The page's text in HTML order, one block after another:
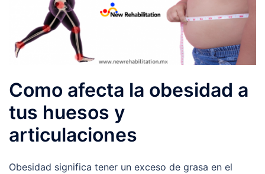
Como afecta la obesidad a
tus huesos y
articulaciones
Obesidad significa tener un exceso de grasa en el